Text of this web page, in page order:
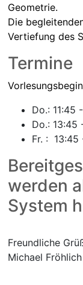
Geometrie.
Die
Vertiefung des
Termine
Do.: 11:45
Do.: 13:45
Fr. : 13:45
werden
System
Freundliche
Michael Fröhlich